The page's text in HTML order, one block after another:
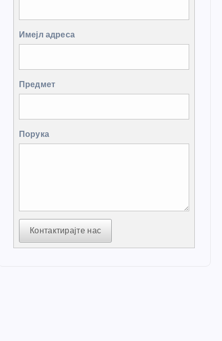
Имејл адреса
Предмет
Порука
Контактирајте нас